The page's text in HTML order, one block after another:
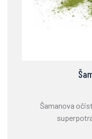
Šamanova